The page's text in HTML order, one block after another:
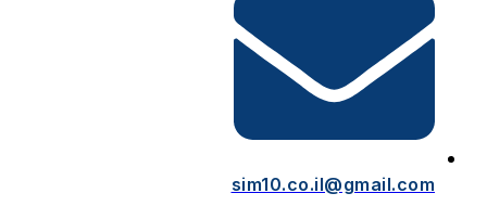
sim10.co.il@gmail.com